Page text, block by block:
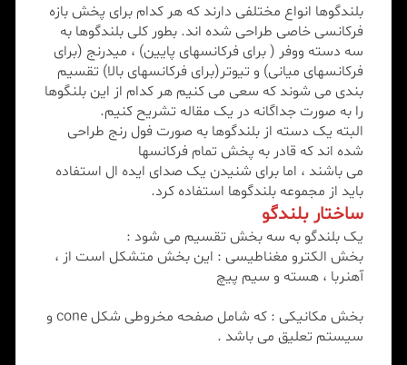
بلندگوها انواع مختلفی دارند که هر کدام برای پخش بازه
فرکانسی خاصی طراحی شده اند. بطور کلی بلندگوها به
سه دسته ووفر ( برای فرکانسهای پایین) ، میدرنج (برای
فرکانسهای میانی) و تیوتر(برای فرکانسهای بالا) تقسیم
بندی می شوند که سعی می کنیم هر کدام از این بلنگوها
را به صورت جداگانه در یک مقاله تشریح کنیم.
البته یک دسته از بلندگوها به صورت فول رنج طراحی
شده اند که قادر به پخش تمام فرکانسها
می باشند ، اما برای شنیدن یک صدای ایده ال استفاده
باید از مجموعه بلندگوها استفاده کرد.
ساختار بلندگو
یک بلندگو به سه بخش تقسیم می شود :
بخش الکترو مغناطیسی : این بخش متشکل است از ،
آهنربا ، هسته و سیم پیچ
بخش مکانیکی : که شامل صفحه مخروطی شکل cone و
سیستم تعلیق می باشد .